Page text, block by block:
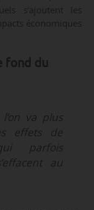
s’ajoutent les
économiques
fond du
va plus
effets de
parfois
au